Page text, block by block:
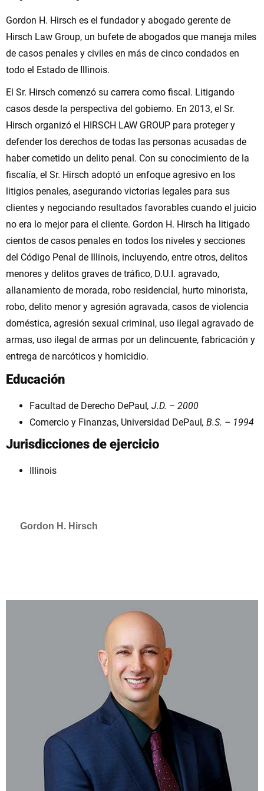
Gordon H. Hirsch es el fundador y abogado gerente de
Hirsch Law Group, un bufete de abogados que maneja miles
de casos penales y civiles en más de cinco condados en
todo el Estado de Illinois.
El Sr. Hirsch comenzó su carrera como fiscal. Litigando
casos desde la perspectiva del gobierno. En 2013, el Sr.
Hirsch organizó el HIRSCH LAW GROUP para proteger y
defender los derechos de todas las personas acusadas de
haber cometido un delito penal. Con su conocimiento de la
fiscalía, el Sr. Hirsch adoptó un enfoque agresivo en los
litigios penales, asegurando victorias legales para sus
clientes y negociando resultados favorables cuando el juicio
no era lo mejor para el cliente. Gordon H. Hirsch ha litigado
cientos de casos penales en todos los niveles y secciones
del Código Penal de Illinois, incluyendo, entre otros, delitos
menores y delitos graves de tráfico, D.U.I. agravado,
allanamiento de morada, robo residencial, hurto minorista,
robo, delito menor y agresión agravada, casos de violencia
doméstica, agresión sexual criminal, uso ilegal agravado de
armas, uso ilegal de armas por un delincuente, fabricación y
entrega de narcóticos y homicidio.
Educación
Facultad de Derecho DePaul , J.D. – 2000
Comercio y Finanzas, Universidad DePaul , B.S. – 1994
Jurisdicciones de ejercicio
Illinois
Gordon H. Hirsch